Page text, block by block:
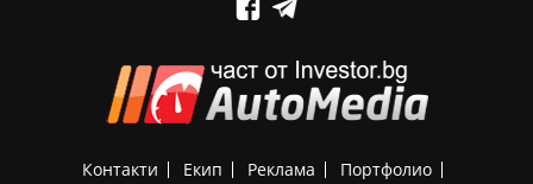
Контакти Екип Реклама
Портфолио